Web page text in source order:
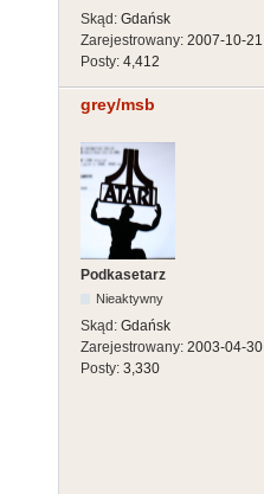
Skąd: Gdańsk
Zarejestrowany: 2007-10-21
Posty: 4,412
grey/msb
Podkasetarz
Nieaktywny
Skąd: Gdańsk
Zarejestrowany: 2003-04-30
Posty: 3,330